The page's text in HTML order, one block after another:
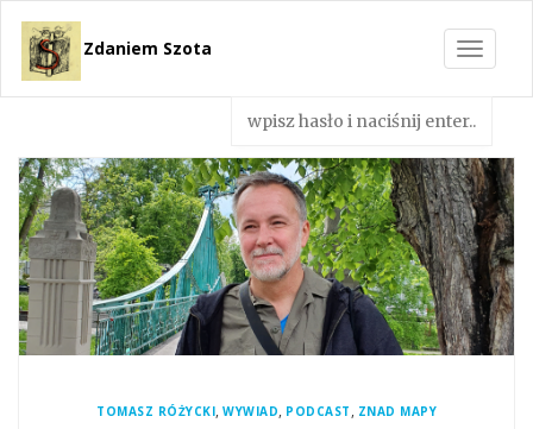
Toggle
Zdaniem Szota
TOMASZ RÓŻYCKI, WYWIAD, PODCAST , ZNAD MAPY